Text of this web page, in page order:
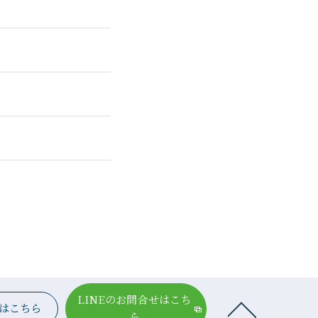
こちら
LINEのお問合せはこち